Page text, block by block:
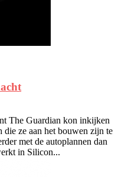
The Guardian kon inkijken
die ze aan het bouwen zijn te
met de autoplannen dan
in Silicon...